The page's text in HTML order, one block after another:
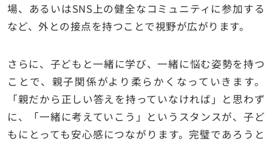
場、あるいはSNS上の健全なコミュニティに参加する
など、外との接点を持つことで視野が広がります。
さらに、子どもと一緒に学び、一緒に悩む姿勢を持つ
ことで、親子関係がより柔らかくなっていきます。
「親だから正しい答えを持っていなければ」と思わず
に、「一緒に考えていこう」というスタンスが、子ど
もにとっても安心感につながります。完璧であろうと